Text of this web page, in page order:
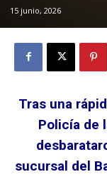
15 junio, 2026
Tras una
Policía de
sucursal del